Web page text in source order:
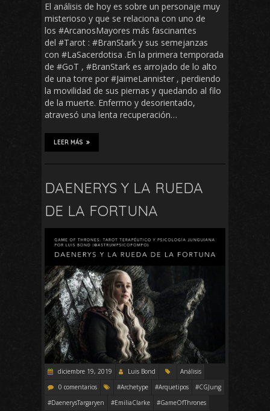
El análisis de hoy es sobre un personaje muy
misterioso y que se relaciona con uno de
los #ArcanosMayores más fascinantes
del #Tarot : #BranStark y sus semejanzas
con #LaSacerdotisa .En la primera temporada
de #GoT , #BranStark es arrojado de lo alto
de una torre por #JaimeLannister , perdiendo
la movilidad de sus piernas y quedando al filo
de la muerte. Enfermo y desorientado,
atravesó una lenta recuperación…
LEER MÁS
DAENERYS Y LA RUEDA
DE LA FORTUNA
diciembre 19, 2019 Luis Bond
Análisis
0 comentarios
#Archetype #Arquetipos
#CGJung
#DaenerysTargaryen
#EmiliaClarke #GameOfThrones